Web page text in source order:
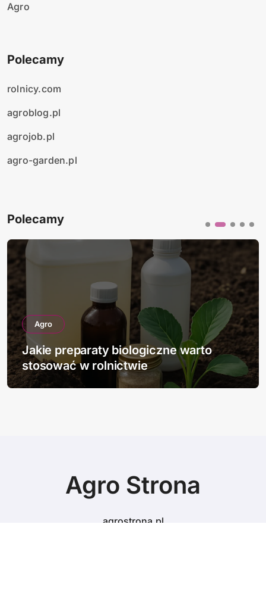
Agro
Polecamy
rolnicy.com
agroblog.pl
agrojob.pl
agro-garden.pl
Polecamy
Agro
Jakie preparaty biologiczne warto
stosować w rolnictwie
Agro Strona
agrostrona.pl